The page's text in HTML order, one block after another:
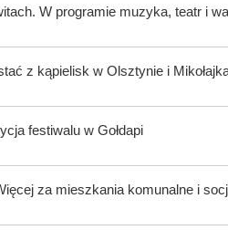
W programie muzyka, teatr i
z kąpielisk w Olsztynie i
festiwalu w Gołdapi
za mieszkania komunalne i